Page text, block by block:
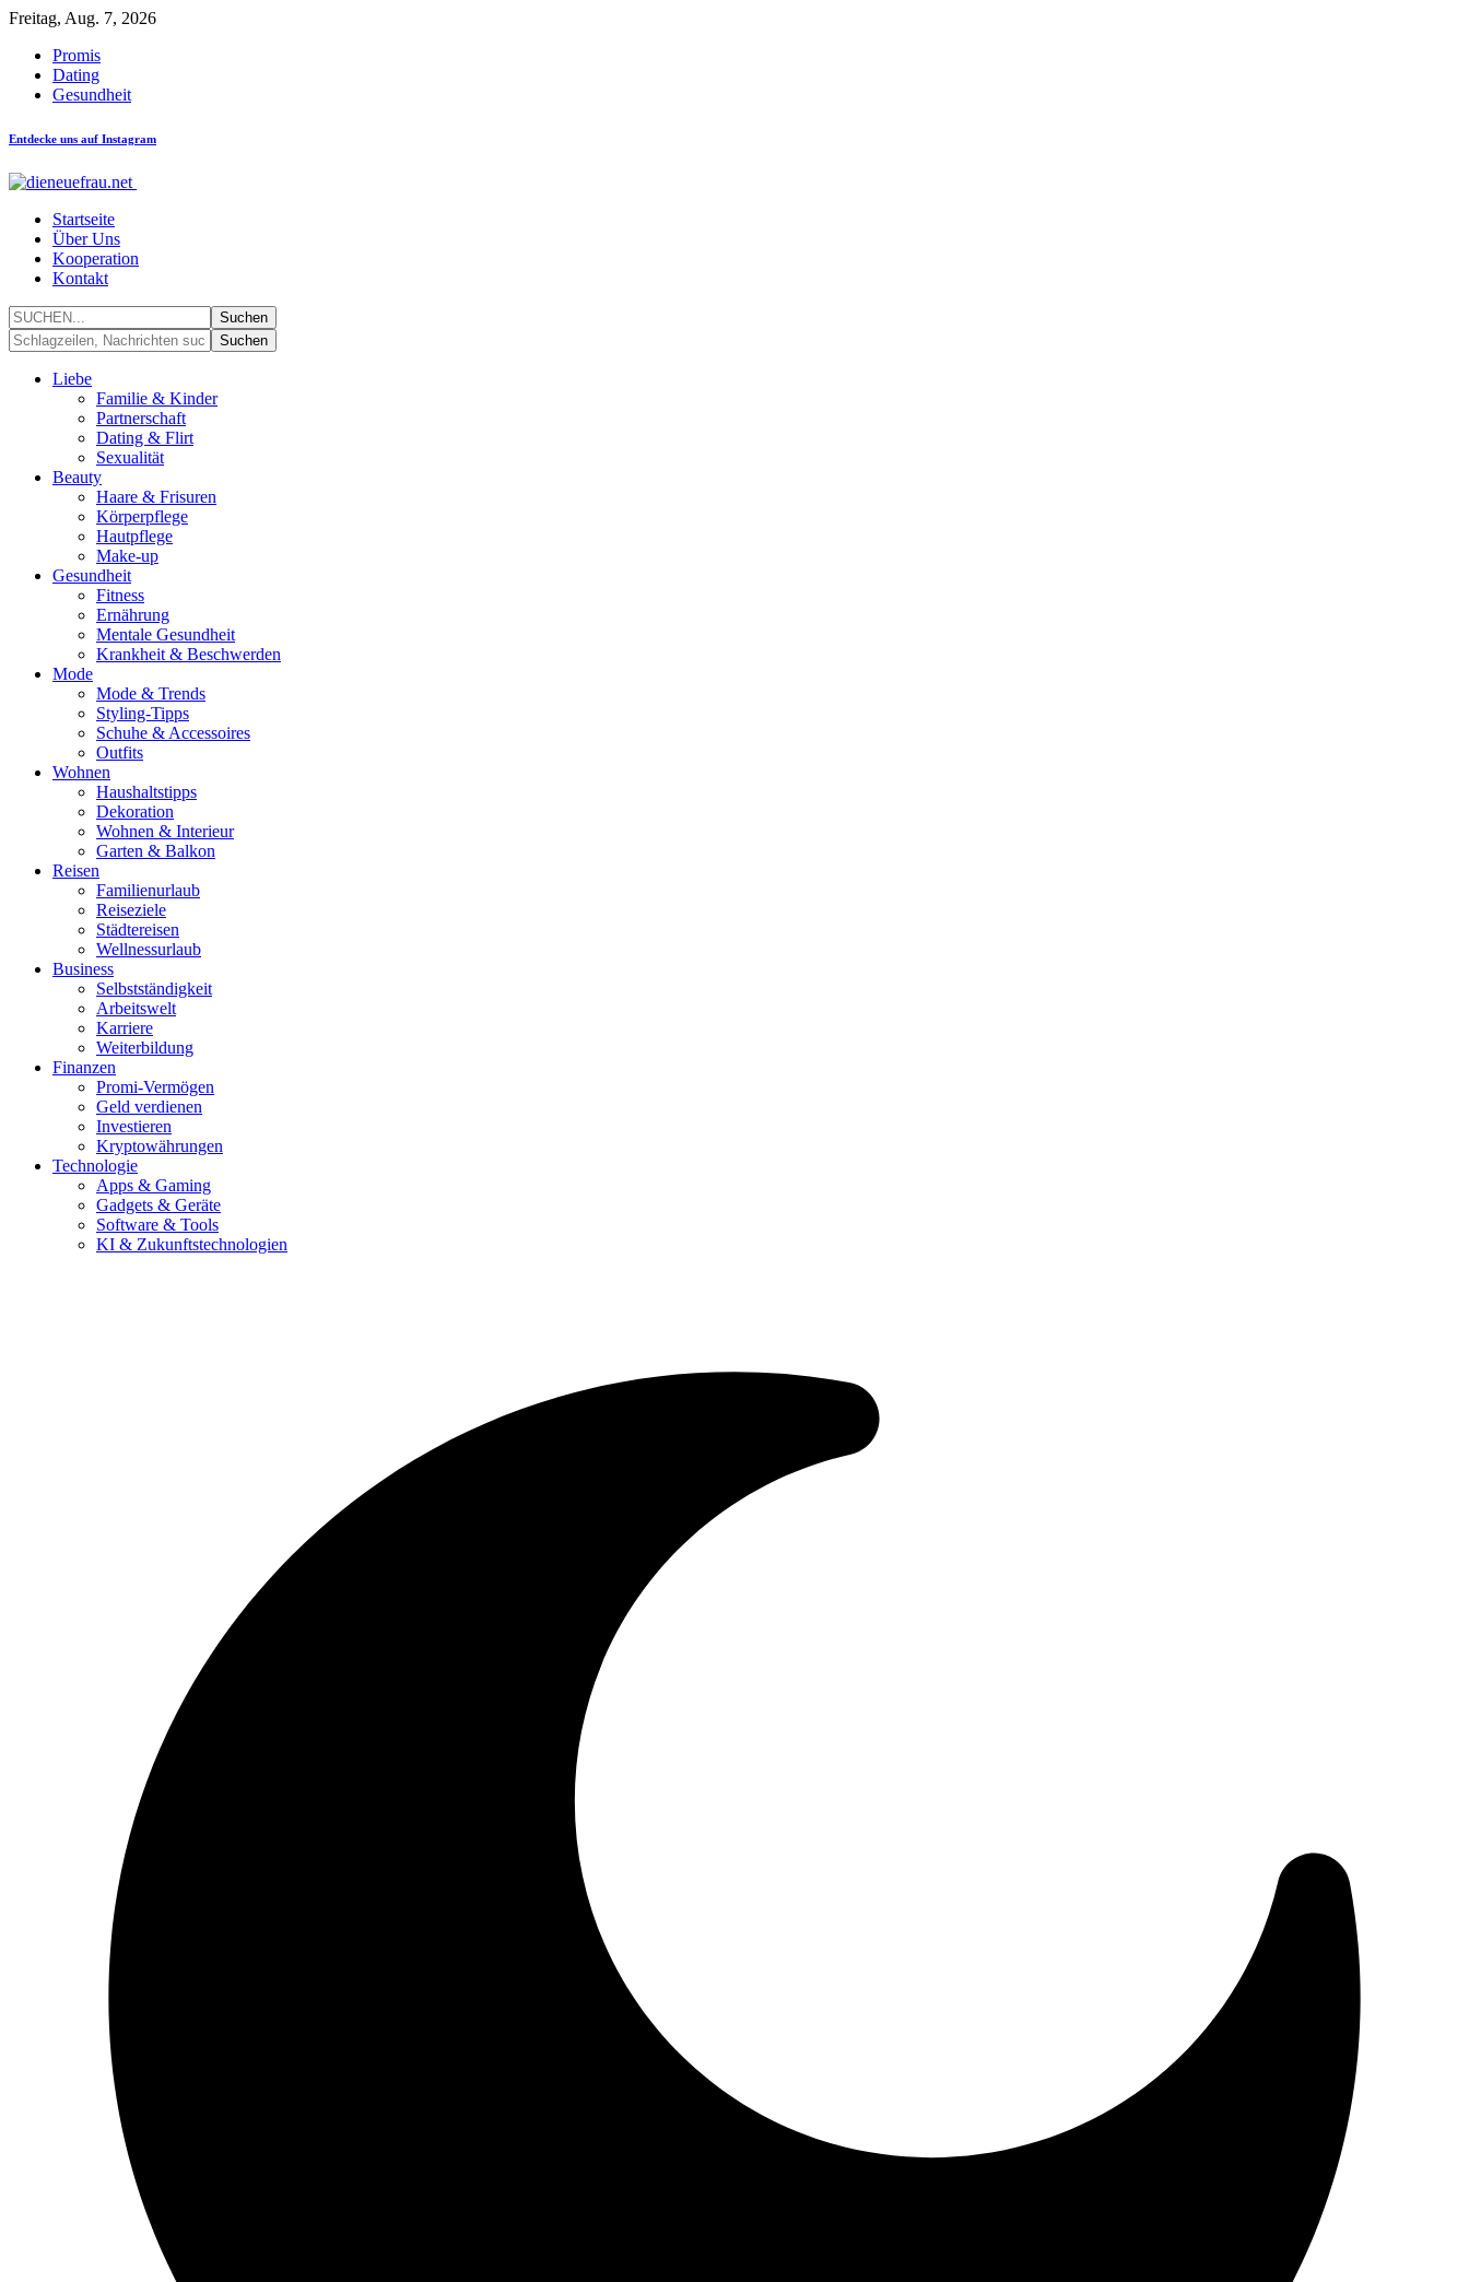
Freitag, Aug. 7, 2026
Promis
Dating
Gesundheit
Entdecke uns auf Instagram
Startseite
Über Uns
Kooperation
Kontakt
Liebe
Familie & Kinder
Partnerschaft
Dating & Flirt
Sexualität
Beauty
Haare & Frisuren
Körperpflege
Hautpflege
Make-up
Gesundheit
Fitness
Ernährung
Mentale Gesundheit
Krankheit & Beschwerden
Mode
Mode & Trends
Styling-Tipps
Schuhe & Accessoires
Outfits
Wohnen
Haushaltstipps
Dekoration
Wohnen & Interieur
Garten & Balkon
Reisen
Familienurlaub
Reiseziele
Städtereisen
Wellnessurlaub
Business
Selbstständigkeit
Arbeitswelt
Karriere
Weiterbildung
Finanzen
Promi-Vermögen
Geld verdienen
Investieren
Kryptowährungen
Technologie
Apps & Gaming
Gadgets & Geräte
Software & Tools
KI & Zukunftstechnologien